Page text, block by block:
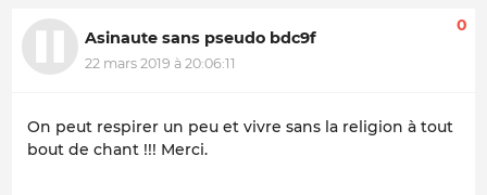
Asinaute sans pseudo bdc9f
22 mars 2019 à 20:06:11
0
On peut respirer un peu et vivre sans la religion à tout
bout de chant !!! Merci.